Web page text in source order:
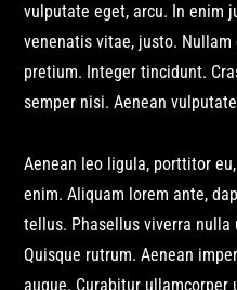
vulputate eget, arcu. In enim
venenatis vitae, justo.
pretium. Integer tincidunt.
semper nisi. Aenean
Aenean leo ligula, porttitor
enim. Aliquam lorem ante,
tellus. Phasellus viverra
Quisque rutrum. Aenean
augue. Curabitur